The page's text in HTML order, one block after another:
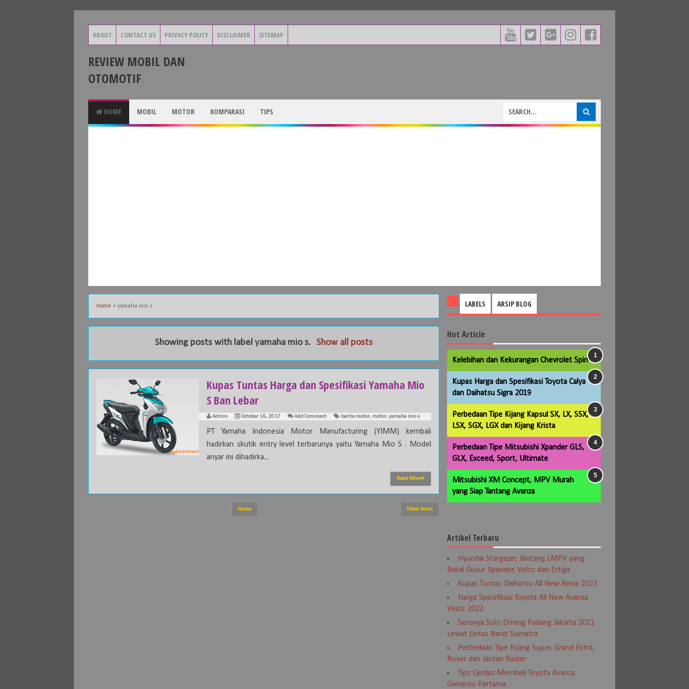
ABOUT CONTACT US PRIVACY POLICY DISCLAIMER SITEMAP
REVIEW MOBIL DAN
OTOMOTIF
HOME MOBIL MOTOR KOMPARASI TIPS
Home » yamaha mio s
Showing posts with label yamaha mio s. Show all posts
Kupas Tuntas Harga dan Spesifikasi Yamaha Mio
S Ban Lebar
Admin October 16, 2017 Add Comment berita motor, motor,yamaha mio s
PT Yamaha Indonesia Motor Manufacturing (YIMM) kembali
hadirkan skutik entry level terbarunya yaitu Yamaha Mio S . Model
anyar ini dihadirka...
Read More
Older Posts
Home
LABELS ARSIP BLOG
Hot Article
Kelebihan dan Kekurangan Chevrolet Spin
Kupas Harga dan Spesifikasi Toyota Calya
dan Daihatsu Sigra 2019
Perbedaan Tipe Kijang Kapsul SX, LX, SSX,
LSX, SGX, LGX dan Kijang Krista
Perbedaan Tipe Mitsubishi Xpander GLS,
GLX, Exceed, Sport, Ultimate
Mitsubishi XM Concept, MPV Murah
yang Siap Tantang Avanza
Artikel Terbaru
Hyundai Stargazer, Bintang LMPV yang
Bakal Gusur Xpander, Veloz dan Ertiga
Kupas Tuntas Daihatsu All New Xenia 2022
Harga Spesifikasi Toyota All New Avanza
Veloz 2022
Serunya Solo Driving Padang Jakarta 2021
Lewat Lintas Barat Sumatra
Perbedaan Tipe Kijang Super, Grand Extra,
Rover dan Jantan Raider
Tips Cerdas Membeli Toyota Avanza
Generasi Pertama